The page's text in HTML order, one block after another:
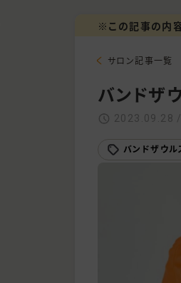
※この記事の内
サロン記事一覧
バンドザ
2023.09.28 /
バンドザウル